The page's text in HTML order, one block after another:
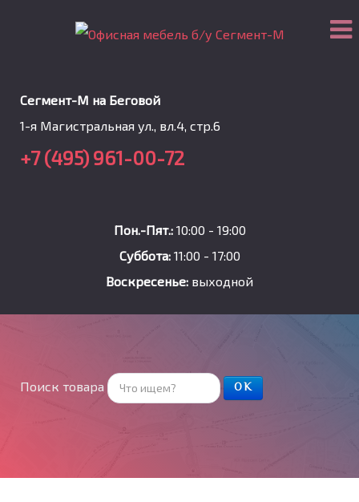
Сегмент-М на Беговой
1-я Магистральная ул., вл.4, стр.6
+7 (495) 961-00-72
Пон.-Пят.: 10:00 - 19:00
Суббота:11:00 - 17:00
Воскресенье: выходной
Поиск товара ОК